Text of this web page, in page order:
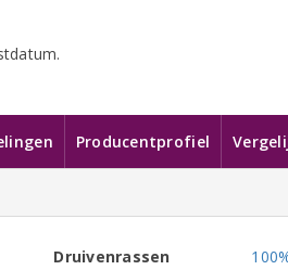
Producentprofiel
Druivenrassen